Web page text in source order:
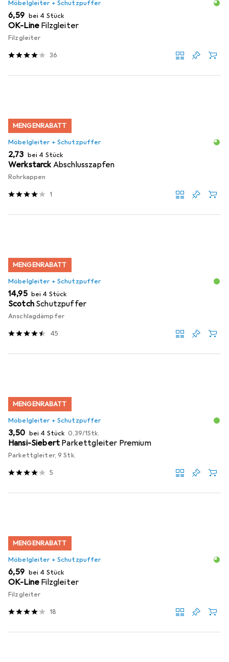
Möbelgleiter + Schutzpuffer
EUR
6,59 bei 4 Stück
OK-Line Filzgleiter
Filzgleiter
36
MENGENRABATT
Möbelgleiter + Schutzpuffer
EUR
2,73 bei 4 Stück
WerkstarckAbschlusszapfen
Rohrkappen
1
MENGENRABATT
Möbelgleiter + Schutzpuffer
EUR
14,95 bei 4 Stück
Scotch Schutzpuffer
Anschlagdämpfer
45
MENGENRABATT
Möbelgleiter + Schutzpuffer
EUR
3,50 bei 4 Stück EUR
0,39/1Stk.
Hansi-Siebert Parkettgleiter Premium
Parkettgleiter, 9 Stk.
5
MENGENRABATT
Möbelgleiter + Schutzpuffer
EUR
6,59 bei 4 Stück
OK-Line Filzgleiter
Filzgleiter
18